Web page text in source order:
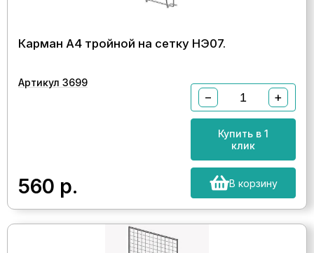
Карман А4 тройной на сетку НЭ07.
Артикул 3699
560 р.
− +
Купить в 1
клик
В корзину